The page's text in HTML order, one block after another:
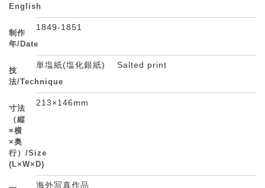
English
制作
年/Date
1849-1851
技
法/Technique
単塩紙(塩化銀紙) Salted print
寸法
（縦
×横
×奥
行）/Size
(L×W×D)
213×146mm
海外写真作品